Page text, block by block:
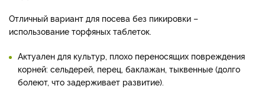
Отличный вариант для посева без пикировки –
использование торфяных таблеток.
Актуален для культур, плохо переносящих повреждения
корней: сельдерей, перец, баклажан, тыквенные (долго
болеют, что задерживает развитие).